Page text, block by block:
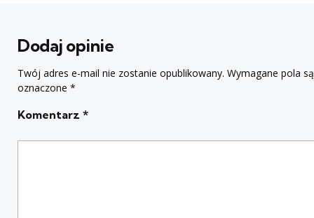
Dodaj opinie
Twój adres e-mail nie zostanie opublikowany. Wymagane pola są
oznaczone *
Komentarz *